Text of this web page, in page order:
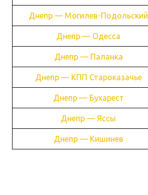
Днепр — Могилев-Подольский
Днепр — Одесса
Днепр — Паланка
Днепр — КПП Староказачье
Днепр — Бухарест
Днепр — Яссы
Днепр — Кишинев